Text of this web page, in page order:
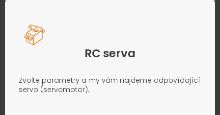
RC serva
Zvolte parametry a my vám najdeme odpovídající
servo (servomotor).